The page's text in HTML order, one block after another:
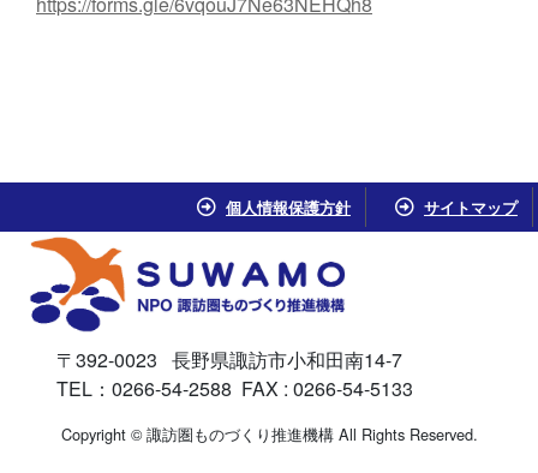
個人情報保護方針 サイトマップ
〒392-0023 長野県諏訪市小和田南14-7
TEL：0266-54-2588 FAX : 0266-54-5133
Copyright © 諏訪圏ものづくり推進機構 All Rights Reserved.